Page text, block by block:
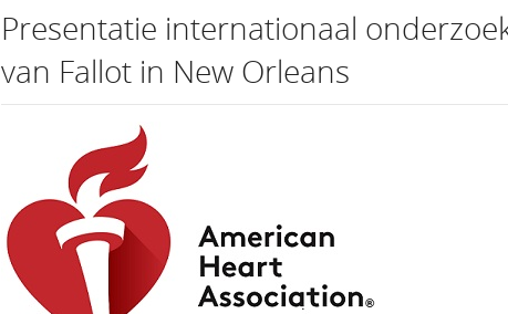
Presentatie internationaal
van Fallot in New Orleans